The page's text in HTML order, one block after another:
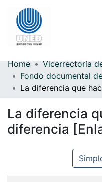
Communities &
All of DSpace
Statistics
Home
La diferencia
diferencia